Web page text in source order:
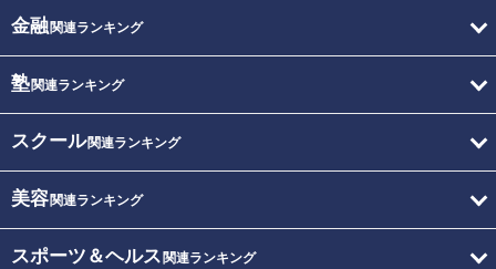
金融関連ランキング
塾関連ランキング
スクール関連ランキング
美容関連ランキング
スポーツ＆ヘルス 関連ランキング